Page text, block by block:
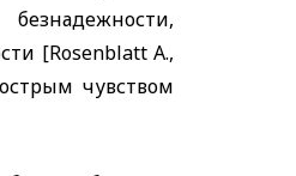
[Rosenblatt A.,
чувством